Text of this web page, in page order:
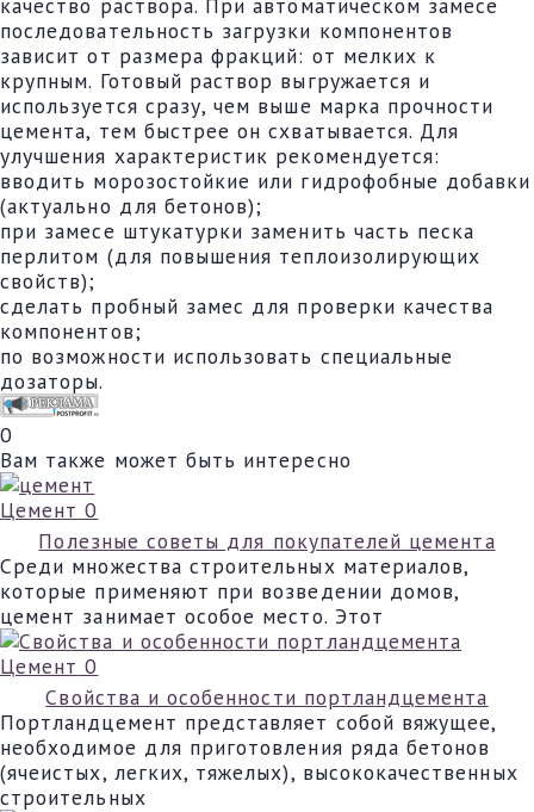
последовательность загрузки компонентов
зависит от размера фракций: от мелких к
крупным. Готовый раствор выгружается и
используется сразу, чем выше марка прочности
цемента, тем быстрее он схватывается. Для
улучшения характеристик рекомендуется:
вводить морозостойкие или гидрофобные добавки
(актуально для бетонов);
при замесе штукатурки заменить часть песка
перлитом (для повышения теплоизолирующих
свойств);
сделать пробный замес для проверки качества
компонентов;
по возможности использовать специальные
дозаторы.
0
Вам также может быть интересно
Цемент 0
Полезные советы для покупателей цемента
Среди множества строительных материалов,
которые применяют при возведении домов,
цемент занимает особое место. Этот
Цемент 0
Свойства и особенности портландцемента
Портландцемент представляет собой вяжущее,
необходимое для приготовления ряда бетонов
(ячеистых, легких, тяжелых), высококачественных
строительных